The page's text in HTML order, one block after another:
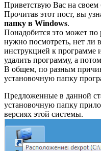
Приветствую Вас на своем
Прочитав этот пост, вы
папку в Windows.
Понадобится это может
нужно посмотреть, нет ли
инструкцией к программе
удалить программу, а
В общем, по разным
установочную папку
Предложенные в данной
установочную папку
версиях этой системы.